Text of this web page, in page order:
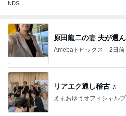
NDS
原田龍二の妻 夫が選
Amebaトピックス 2日前
リアエク通し稽古 ♬
えまおゆうオフィシャル